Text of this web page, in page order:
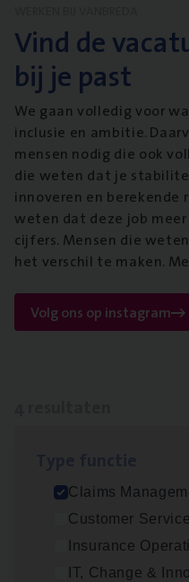
Vind de
bij je past
We gaan volledig voor
inclusie en ambitie.
mensen nodig die ook
die weten dat je
innoveren en berekende
weten dat deze job
cijfers. Mensen die
het verschil te maken.
Volg ons op instagram
Claims
Customer
Insurance
IT, Change &
Busi­ness Mana­ger
People Management,
Antwerpen